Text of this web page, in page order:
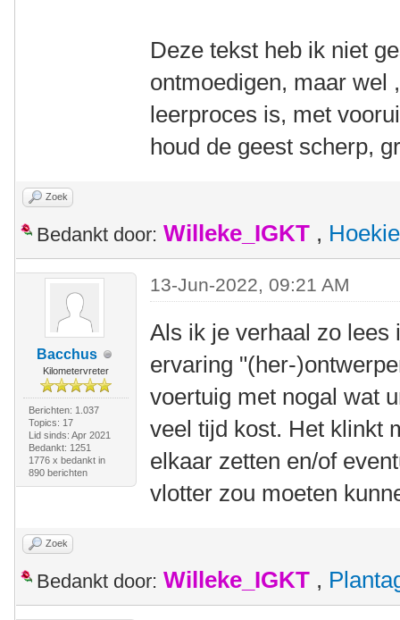
Deze tekst heb ik niet
ontmoedigen, maar wel
leerproces is, met
houd de geest scherp,
Zoek
Bedankt door: Willeke_IGKT , Hoekie
Bacchus
Kilometervreter
Berichten: 1.037
Topics: 17
Lid sinds: Apr 2021
Bedankt: 1251
1776 x bedankt in
890 berichten
13-Jun-2022, 09:21 AM
Als ik je verhaal zo lees
ervaring "(her-
voertuig met nogal wat
veel tijd kost. Het klinkt
elkaar zetten en/of
vlotter zou moeten
Zoek
Bedankt door: Willeke_IGKT ,